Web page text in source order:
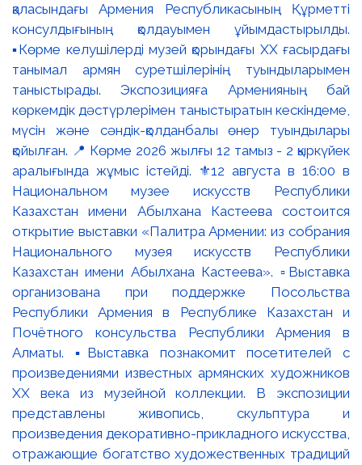
қаласындағы Армения Республикасының Құрметті
консулдығының қолдауымен ұйымдастырылды.
▪️Көрме келушілерді музей қорындағы ХХ ғасырдағы
танымал армян суретшілерінің туындыларымен
таныстырады. Экспозицияға Арменияның бай
көркемдік дәстүрлерімен таныстыратын кескіндеме,
мүсін және сәндік-қолданбалы өнер туындылары
қойылған. 📍 Көрме 2026 жылғы 12 тамыз - 2 қыркүйек
аралығында жұмыс істейді. ⚜️12 августа в 16:00 в
Национальном музее искусств Республики
Казахстан имени Абылхана Кастеева состоится
открытие выставки «Палитра Армении: из собрания
Национального музея искусств Республики
Казахстан имени Абылхана Кастеева». ▫️Выставка
организована при поддержке Посольства
Республики Армения в Республике Казахстан и
Почётного консульства Республики Армения в
Алматы. ▪️Выставка познакомит посетителей с
произведениями известных армянских художников
XX века из музейной коллекции. В экспозиции
представлены живопись, скульптура и
произведения декоративно-прикладного искусства,
отражающие богатство художественных традиций